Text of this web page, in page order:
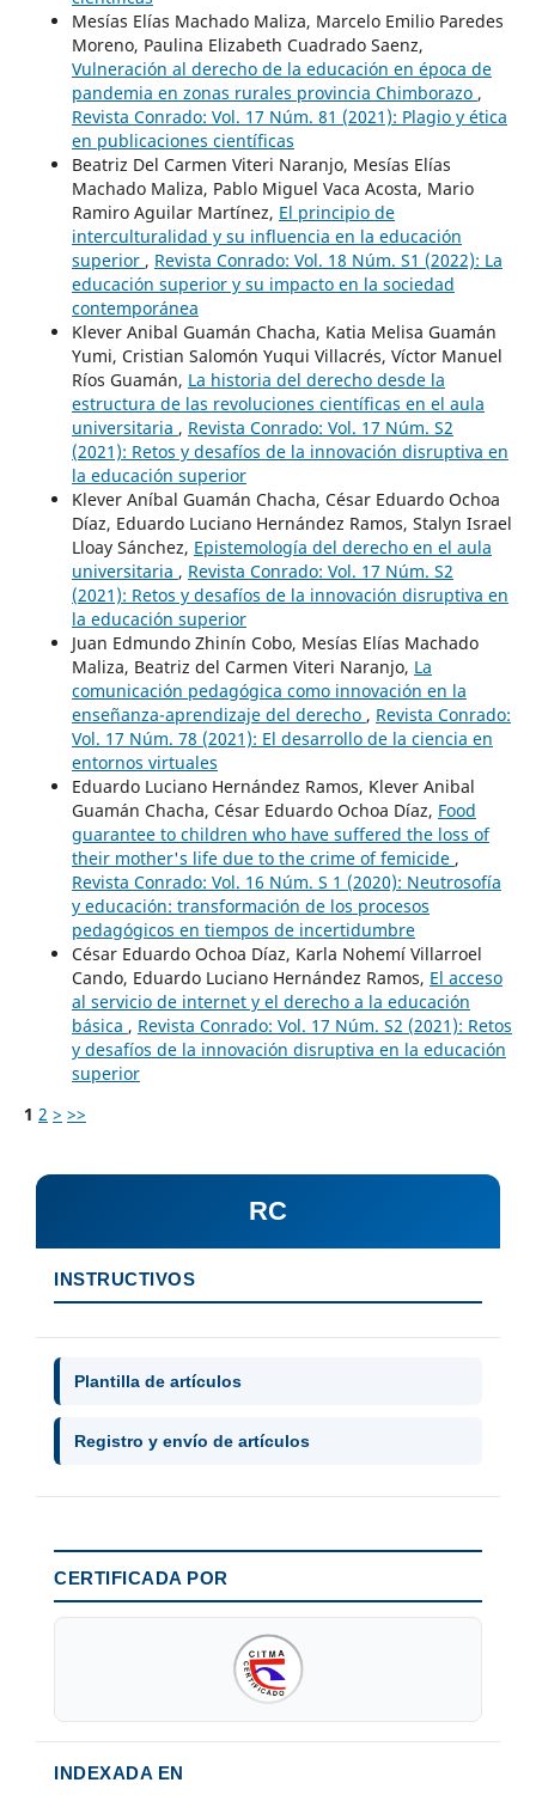
Mesías Elías Machado Maliza, Marcelo Emilio Paredes
Moreno, Paulina Elizabeth Cuadrado Saenz,
Vulneración al derecho de la educación en época de
pandemia en zonas rurales provincia Chimborazo ,
Revista Conrado: Vol. 17 Núm. 81 (2021): Plagio y ética
en publicaciones científicas
Beatriz Del Carmen Viteri Naranjo, Mesías Elías
Machado Maliza, Pablo Miguel Vaca Acosta, Mario
Ramiro Aguilar Martínez, El principio de
interculturalidad y su influencia en la educación
superior , Revista Conrado: Vol. 18 Núm. S1 (2022): La
educación superior y su impacto en la sociedad
contemporánea
Klever Anibal Guamán Chacha, Katia Melisa Guamán
Yumi, Cristian Salomón Yuqui Villacrés, Víctor Manuel
Ríos Guamán, La historia del derecho desde la
estructura de las revoluciones científicas en el aula
universitaria , Revista Conrado: Vol. 17 Núm. S2
(2021): Retos y desafíos de la innovación disruptiva en
la educación superior
Klever Aníbal Guamán Chacha, César Eduardo Ochoa
Díaz, Eduardo Luciano Hernández Ramos, Stalyn Israel
Lloay Sánchez, Epistemología del derecho en el aula
universitaria , Revista Conrado: Vol. 17 Núm. S2
(2021): Retos y desafíos de la innovación disruptiva en
la educación superior
Juan Edmundo Zhinín Cobo, Mesías Elías Machado
Maliza, Beatriz del Carmen Viteri Naranjo, La
comunicación pedagógica como innovación en la
enseñanza-aprendizaje del derecho , Revista Conrado:
Vol. 17 Núm. 78 (2021): El desarrollo de la ciencia en
entornos virtuales
Eduardo Luciano Hernández Ramos, Klever Anibal
Guamán Chacha, César Eduardo Ochoa Díaz, Food
guarantee to children who have suffered the loss of
their mother's life due to the crime of femicide ,
Revista Conrado: Vol. 16 Núm. S 1 (2020): Neutrosofía
y educación: transformación de los procesos
pedagógicos en tiempos de incertidumbre
César Eduardo Ochoa Díaz, Karla Nohemí Villarroel
Cando, Eduardo Luciano Hernández Ramos, El acceso
al servicio de internet y el derecho a la educación
básica , Revista Conrado: Vol. 17 Núm. S2 (2021): Retos
y desafíos de la innovación disruptiva en la educación
superior
1 2 > >>
RC
INSTRUCTIVOS
Plantilla de artículos
Registro y envío de artículos
CERTIFICADA POR
INDEXADA EN